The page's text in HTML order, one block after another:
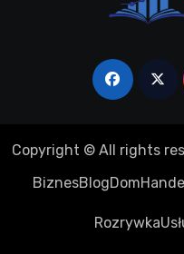
Copyright © All rights
BiznesBlogDom
Rozrywka